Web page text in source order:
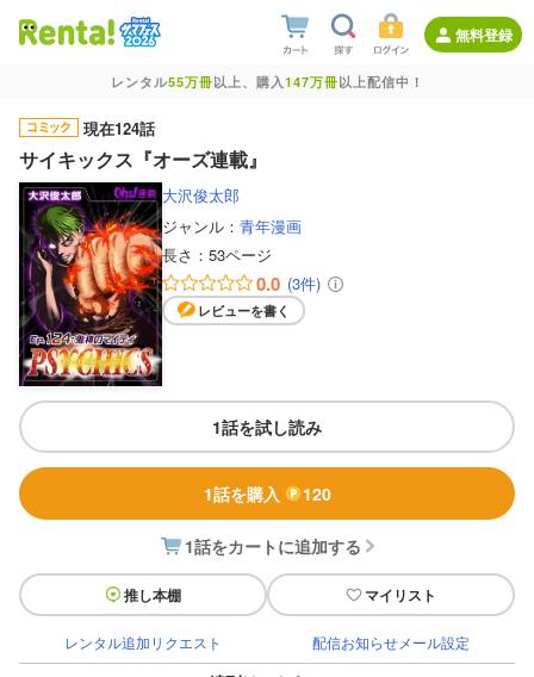
無料登録
レンタル55万冊以上、購入147万冊以上配信中！
現在124話
サイキックス『オーズ連載』
大沢俊太郎
ジャンル： 青年漫画
長さ： 53ページ
0.0 (3件)
レビューを書く
1話を試し読み
1話を購入 120
1話をカートに追加する
推し本棚 マイリスト
レンタル追加リクエスト 配信お知らせメール設定